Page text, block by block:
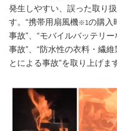
発生しやすい、誤った取り
す。“携帯用扇風機※1の購入
事故”、“モバイルバッテリ
事故”、“防水性の衣料・繊維
とによる事故”を取り上げま